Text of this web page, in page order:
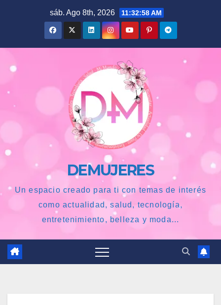
sáb. Ago 8th, 2026 11:32:59 AM
DEMUJERES
Un espacio creado para ti con temas de interés
como actualidad, salud, tecnología,
entretenimiento, belleza y moda...